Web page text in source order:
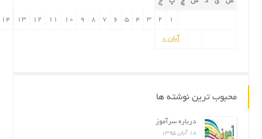
آبان »
1
2
3
4
5
6
7
8
9
10
11
12
13
14
محبوب ترین نوشته ها
درباره سرآموز
۱۸ آبان ۱۳۹۵